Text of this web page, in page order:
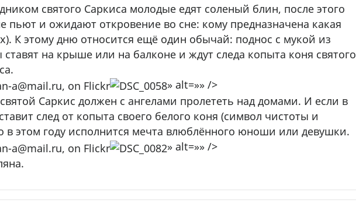
святого Саркиса молодые едят соленый блин, после этого
пьют и ожидают откровение во сне: кому предназначена какая
К этому дню относится ещё один обычай: поднос с мукой из
на крыше или на балконе и ждут следа копыта коня святого
» alt=»» />
Саркис должен с ангелами пролететь над домами. И если в
след от копыта своего белого коня (символ чистоты и
в этом году исполнится мечта влюблённого юноши или девушки.
» alt=»» />